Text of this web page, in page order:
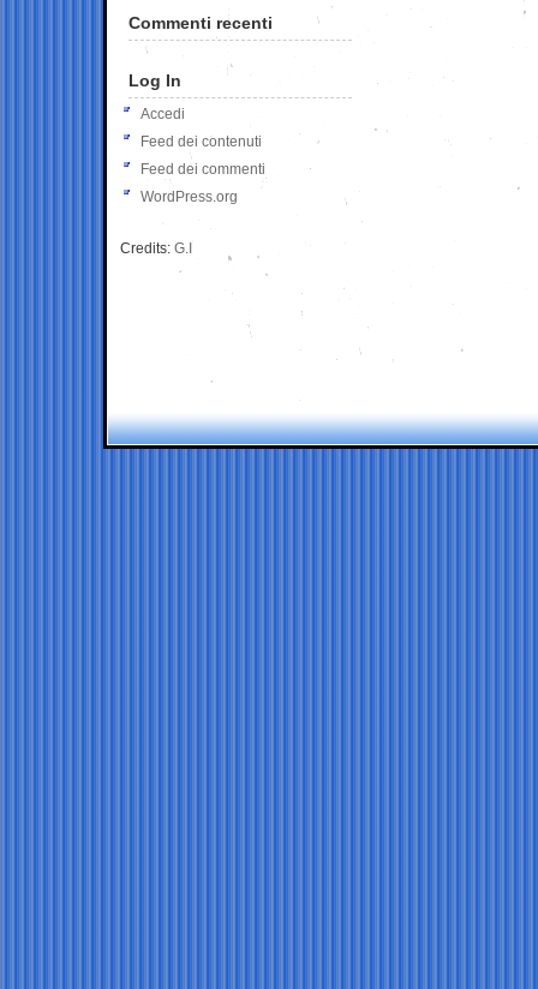
Commenti recenti
Log In
Accedi
Feed dei contenuti
Feed dei commenti
WordPress.org
Credits: G.I